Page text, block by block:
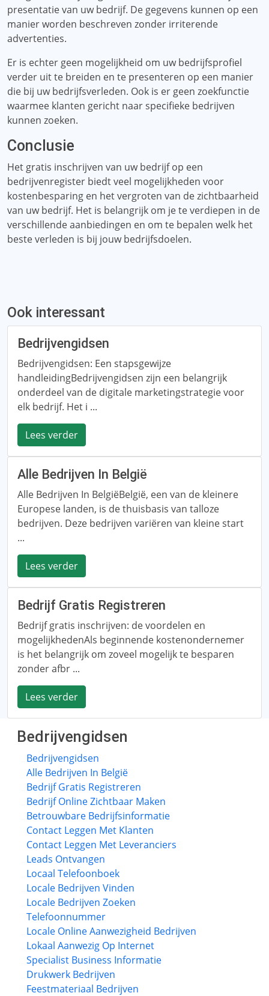
presentatie van uw bedrijf. De gegevens kunnen op een
manier worden beschreven zonder irriterende
advertenties.
Er is echter geen mogelijkheid om uw bedrijfsprofiel
verder uit te breiden en te presenteren op een manier
die bij uw bedrijfsverleden. Ook is er geen zoekfunctie
waarmee klanten gericht naar specifieke bedrijven
kunnen zoeken.
Conclusie
Het gratis inschrijven van uw bedrijf op een
bedrijvenregister biedt veel mogelijkheden voor
kostenbesparing en het vergroten van de zichtbaarheid
van uw bedrijf. Het is belangrijk om je te verdiepen in de
verschillende aanbiedingen en om te bepalen welk het
beste verleden is bij jouw bedrijfsdoelen.
Ook interessant
Bedrijvengidsen
Bedrijvengidsen: Een stapsgewijze
handleidingBedrijvengidsen zijn een belangrijk
onderdeel van de digitale marketingstrategie voor
elk bedrijf. Het i ...
Lees verder
Alle Bedrijven In België
Alle Bedrijven In BelgiëBelgië, een van de kleinere
Europese landen, is de thuisbasis van talloze
bedrijven. Deze bedrijven variëren van kleine start
...
Lees verder
Bedrijf Gratis Registreren
Bedrijf gratis inschrijven: de voordelen en
mogelijkhedenAls beginnende kostenondernemer
is het belangrijk om zoveel mogelijk te besparen
zonder afbr ...
Lees verder
Bedrijvengidsen
Bedrijvengidsen
Alle Bedrijven In België
Bedrijf Gratis Registreren
Bedrijf Online Zichtbaar Maken
Betrouwbare Bedrijfsinformatie
Contact Leggen Met Klanten
Contact Leggen Met Leveranciers
Leads Ontvangen
Locaal Telefoonboek
Locale Bedrijven Vinden
Locale Bedrijven Zoeken
Telefoonnummer
Locale Online Aanwezigheid Bedrijven
Lokaal Aanwezig Op Internet
Specialist Business Informatie
Drukwerk Bedrijven
Feestmateriaal Bedrijven